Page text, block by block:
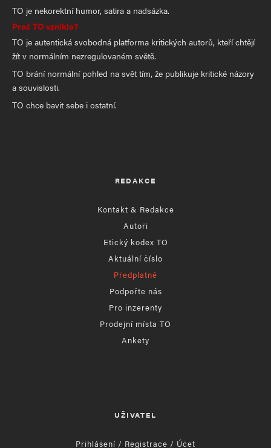
TO je nekorektní humor, satira a nadsázka.
Proč TO vzniklo?
TO je autentická svobodná platforma kritických autorů, kteří chtějí
žít v normálním nezregulovaném světě.
TO brání normální pohled na svět tím, že publikuje kritické názory
a souvislosti.
TO chce bavit sebe i ostatní.
REDAKCE
Kontakt & Redakce
Autoři
Etický kodex TO
Aktuální číslo
Předplatné
Podpořte nás
Pro inzerenty
Prodejní místa TO
Ankety
UŽIVATEL
Přihlášení / Registrace / Účet